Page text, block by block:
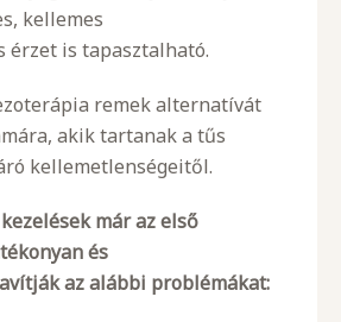
kellemes
érzet is tapasztalható.
remek alternatívát
akik tartanak a tűs
kellemetlenségeitől.
már az első
és
az alábbi problémákat: